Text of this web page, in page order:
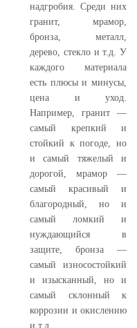
надгробия. Среди них
гранит, мрамор,
бронза, металл,
дерево, стекло и т.д. У
каждого материала
есть плюсы и минусы,
цена и уход.
Например, гранит —
самый крепкий и
стойкий к погоде, но
и самый тяжелый и
дорогой, мрамор —
самый красивый и
благородный, но и
самый ломкий и
нуждающийся в
защите, бронза —
самый износостойкий
и изысканный, но и
самый склонный к
коррозии и окислению
и т.д.